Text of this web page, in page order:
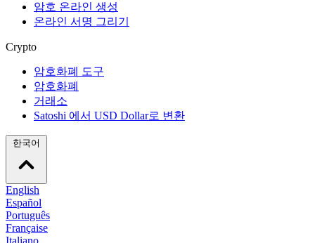
암호 온라인 생성
온라인 서명 그리기
Crypto
암호화폐 도구
암호화폐
거래소
Satoshi 에서 USD Dollar로 변환
English
Español
Português
Française